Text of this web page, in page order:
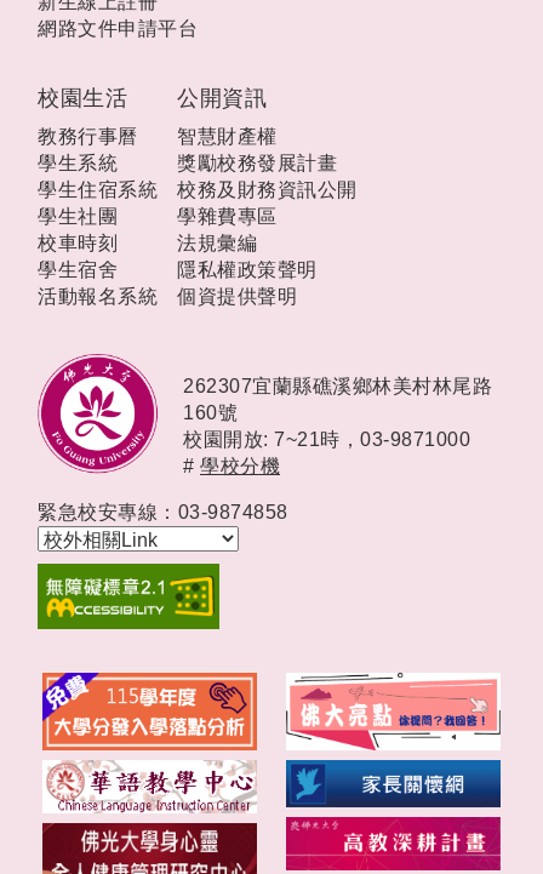
校園生活
教務行事曆
學生系統
學生住宿系統
學生社團
校車時刻
學生宿舍
活動報名系統
公開資訊
智慧財產權
獎勵校務發展計畫
校務及財務資訊公開
學雜費專區
法規彙編
隱私權政策聲明
個資提供聲明
網路文件申請平台
262307宜蘭縣礁溪鄉林美村林尾路
160號
校園開放: 7~21時， 03-9871000
# 學校分機
緊急校安專線：03-9874858